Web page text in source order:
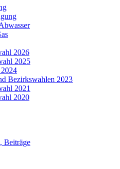
2026
2025
Bezirkswahlen 2023
2021
2020
Beiträge